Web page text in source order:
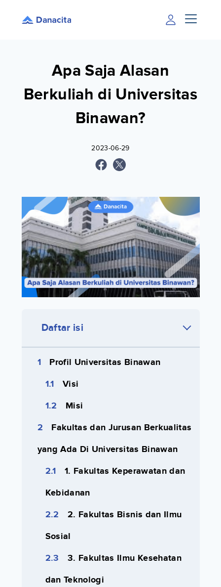
Apa Saja Alasan
Berkuliah di Universitas
Binawan?
2023-06-29
Daftar isi
Profil Universitas Binawan
Visi
Misi
Fakultas dan Jurusan Berkualitas
yang Ada Di Universitas Binawan
1. Fakultas Keperawatan dan
Kebidanan
2. Fakultas Bisnis dan Ilmu
Sosial
3. Fakultas Ilmu Kesehatan
dan Teknologi